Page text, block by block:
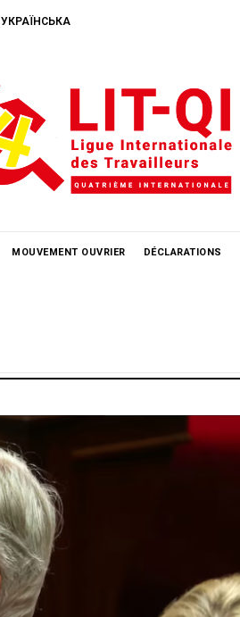
УКРАЇНСЬКА
MOUVEMENT OUVRIER DÉCLARATIONS